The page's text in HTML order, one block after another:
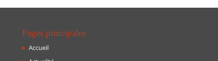
Pages principales
Accueil